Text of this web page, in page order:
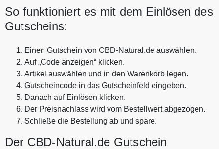
So funktioniert es mit dem Einlösen des
Gutscheins:
Einen Gutschein von CBD-Natural.de auswählen.
Auf „Code anzeigen“ klicken.
Artikel auswählen und in den Warenkorb legen.
Gutscheincode in das Gutscheinfeld eingeben.
Danach auf Einlösen klicken.
Der Preisnachlass wird vom Bestellwert abgezogen.
Schließe die Bestellung ab und spare.
Der CBD-Natural.de Gutschein